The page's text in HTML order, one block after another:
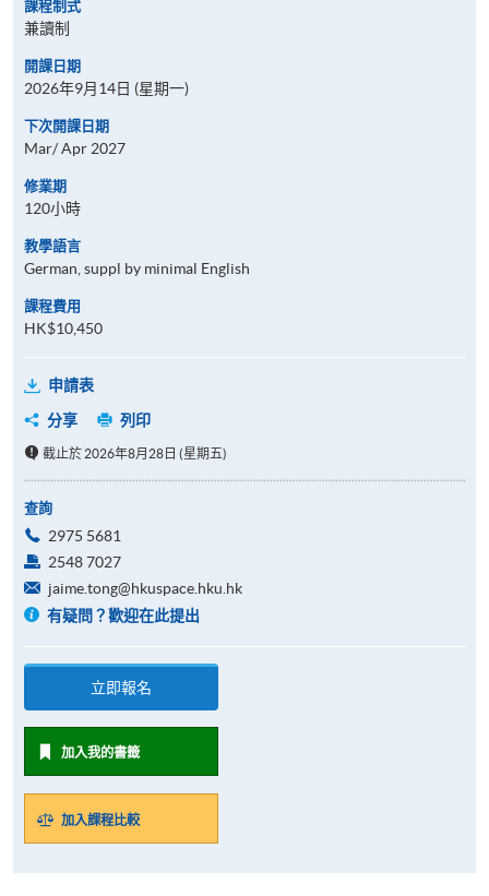
課程制式
兼讀制
開課日期
2026年9月14日 (星期一)
下次開課日期
Mar/ Apr 2027
修業期
120小時
教學語言
German, suppl by minimal English
課程費用
HK$10,450
申請表
分享
列印
截止於 2026年8月28日 (星期五)
查詢
2975 5681
2548 7027
jaime.tong@hkuspace.hku.hk
有疑問？歡迎在此提出
立即報名
加入我的書籤
加入課程比較